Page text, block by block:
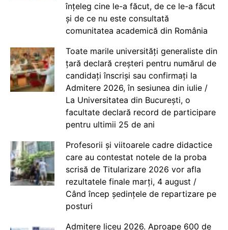
înțeleg cine le-a făcut, de ce le-a făcut
și de ce nu este consultată
comunitatea academică din România
Toate marile universități generaliste din
țară declară creșteri pentru numărul de
candidați înscriși sau confirmați la
Admitere 2026, în sesiunea din iulie /
La Universitatea din București, o
facultate declară record de participare
pentru ultimii 25 de ani
Profesorii și viitoarele cadre didactice
care au contestat notele de la proba
scrisă de Titularizare 2026 vor afla
rezultatele finale marți, 4 august /
Când încep ședințele de repartizare pe
posturi
Admitere liceu 2026. Aproape 600 de